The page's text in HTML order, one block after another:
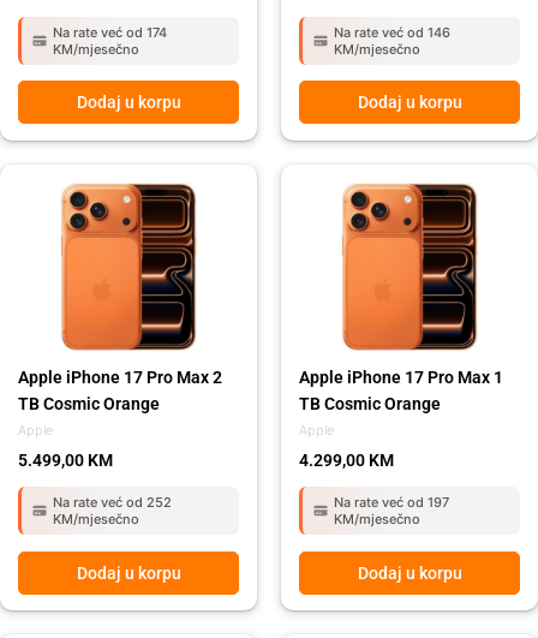
Na rate već od 174
KM/mjesečno
Dodaj u korpu
Na rate već od 146
KM/mjesečno
Dodaj u korpu
Apple
Apple iPhone 17 Pro Max 2
TB Cosmic Orange
5.499,00 KM
Na rate već od 252
KM/mjesečno
Dodaj u korpu
Apple
Apple iPhone 17 Pro Max 1
TB Cosmic Orange
4.299,00 KM
Na rate već od 197
KM/mjesečno
Dodaj u korpu